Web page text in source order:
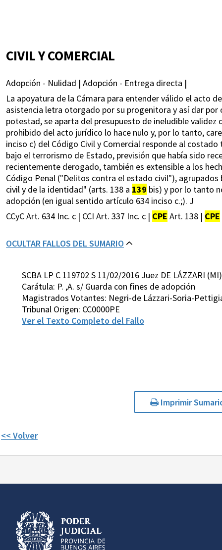
CIVIL Y COMERCIAL
Adopción - Nulidad | Adopción - Entrega directa |
La apoyatura de la Cámara para entender válido el acto
asistencia letra otorgado por su progenitora y así dar
potestad, se aparta del presupuesto de ineludible
prohibido del acto jurídico lo hace nulo y, por lo tanto,
inciso c) del Código Civil y Comercial responde al
bajo el terrorismo de Estado, previsión que había sido
recientemente derogado, también es extensible a los
Código Penal ("Delitos contra el estado civil"),
civil y de la identidad" (arts. 138 a 139 bis) y por lo tanto
adopción (en igual sentido artículo 634 inciso c.;). J
CCyC Art. 634 Inc. c | CCI Art. 337 Inc. c | CPE Art. 138 | CPE
OCULTAR FALLOS DEL SUMARIO
SCBA LP C 119702 S 11/02/2016 Juez DE LÁZZARI (MI)
Carátula: P. ,A. s/ Guarda con fines de adopción
Magistrados Votantes: Negri-de Lázzari-Soria-
Tribunal Origen: CC0000PE
Ver el Texto Completo del Fallo
Imprimir
<< Volver